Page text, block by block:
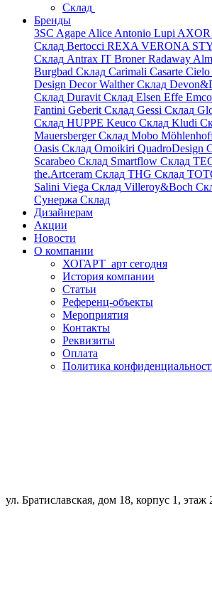
Склад
Бренды
3SC Agape Alice Antonio Lupi AXOR
Склад Bertocci REXA VERONA
Склад Antrax IT BronerRadaway
Burgbad Склад Carimali Casarte Cielo
Design Decor WaltherСклад
Склад Duravit Склад Elsen Effe Emco
Fantini Geberit Склад Gessi Склад
Склад HUPPE Keuco Склад Kludi
MauersbergerСклад Mobo
Oasis Склад Omoikiri QuadroDesign
Scarabeo Склад Smartflow Склад
the.Artceram Склад THG Склад
Salini Viega Склад Villeroy&Boch
Сунержа Склад
Дизайнерам
Акции
Новости
О компании
ХОГАРТ_арт сегодня
История компании
Статьи
Референц-объекты
Мероприятия
Контакты
Реквизиты
Оплата
Политика
ул. Братиславская, дом 18, корпус 1, этаж